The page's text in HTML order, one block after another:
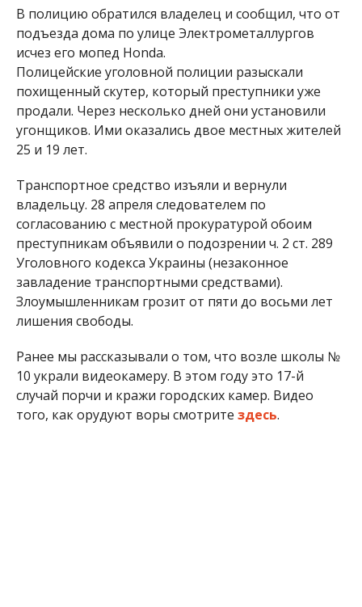
В полицию обратился владелец и сообщил, что от
подъезда дома по улице Электрометаллургов
исчез его мопед Honda.
Полицейские уголовной полиции разыскали
похищенный скутер, который преступники уже
продали. Через несколько дней они установили
угонщиков. Ими оказались двое местных жителей
25 и 19 лет.
Транспортное средство изъяли и вернули
владельцу. 28 апреля следователем по
согласованию с местной прокуратурой обоим
преступникам объявили о подозрении ч. 2 ст. 289
Уголовного кодекса Украины (незаконное
завладение транспортными средствами).
Злоумышленникам грозит от пяти до восьми лет
лишения свободы.
Ранее мы рассказывали о том, что возле школы №
10 украли видеокамеру. В этом году это 17-й
случай порчи и кражи городских камер. Видео
того, как орудуют воры смотрите здесь.